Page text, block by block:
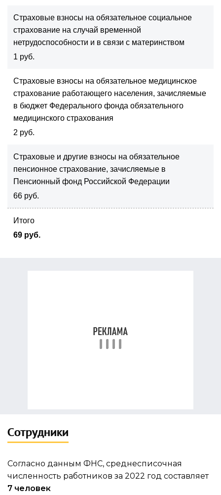
Страховые взносы на обязательное социальное
страхование на случай временной
нетрудоспособности и в связи с материнством
1 руб.
Страховые взносы на обязательное медицинское
страхование работающего населения, зачисляемые
в бюджет Федерального фонда обязательного
медицинского страхования
2 руб.
Страховые и другие взносы на обязательное
пенсионное страхование, зачисляемые в
Пенсионный фонд Российской Федерации
66 руб.
Итого
69 руб.
Сотрудники
Согласно данным ФНС, среднесписочная
численность работников за 2022 год составляет
7 человек